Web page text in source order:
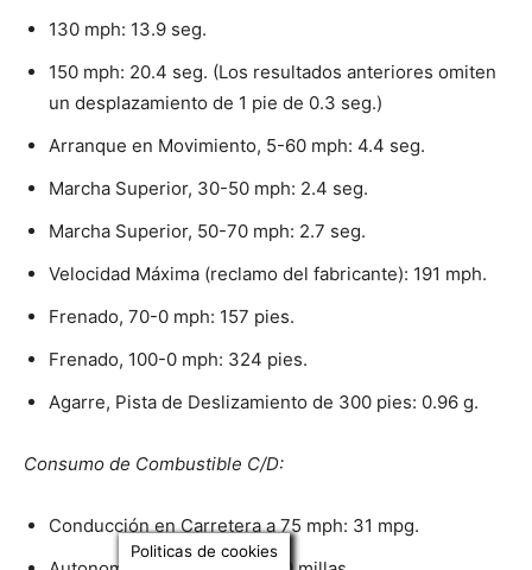
130 mph: 13.9 seg.
150 mph: 20.4 seg. (Los resultados anteriores omiten
un desplazamiento de 1 pie de 0.3 seg.)
Arranque en Movimiento, 5-60 mph: 4.4 seg.
Marcha Superior, 30-50 mph: 2.4 seg.
Marcha Superior, 50-70 mph: 2.7 seg.
Velocidad Máxima (reclamo del fabricante): 191 mph.
Frenado, 70-0 mph: 157 pies.
Frenado, 100-0 mph: 324 pies.
Agarre, Pista de Deslizamiento de 300 pies: 0.96 g.
Consumo de Combustible C/D:
Conducción en Carretera a 75 mph: 31 mpg.
Politicas de cookies